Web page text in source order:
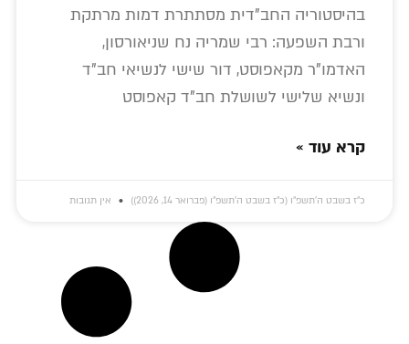
בהיסטוריה החב"דית מסתתרת דמות מרתקת
ורבת השפעה: רבי שמריה נח שניאורסון,
האדמו"ר מקאפוסט, דור שישי לנשיאי חב"ד
ונשיא שלישי לשושלת חב"ד קאפוסט
קרא עוד »
כ״ז בשבט ה׳תשפ״ו (כ״ז בשבט ה׳תשפ״ו (פברואר 14, 2026)) אין תגובות